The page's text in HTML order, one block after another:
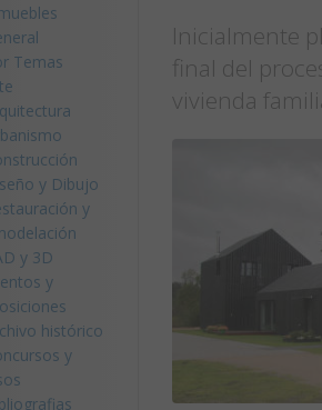
Temas
y Dibujo
y
y 3D
y
histórico
y
Inicialmente
final del
vivienda